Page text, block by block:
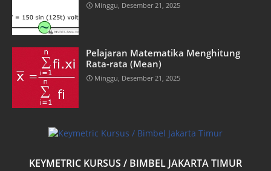
Minggu, Desember 21, 2025
Pelajaran Matematika Menghitung
Rata-rata (Mean)
Minggu, Desember 21, 2025
KEYMETRIC KURSUS / BIMBEL JAKARTA TIMUR